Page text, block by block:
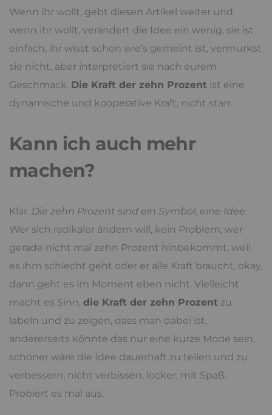
Wenn ihr wollt, gebt diesen Artikel weiter und
wenn ihr wollt, verändert die Idee ein wenig, sie ist
einfach, ihr wisst schon wie’s gemeint ist, vermurkst
sie nicht, aber interpretiert sie nach eurem
Geschmack. Die Kraft der zehn Prozent ist eine
dynamische und kooperative Kraft, nicht starr.
Kann ich auch mehr
machen?
Klar. Die zehn Prozent sind ein Symbol, eine Idee.
Wer sich radikaler ändern will, kein Problem, wer
gerade nicht mal zehn Prozent hinbekommt, weil
es ihm schlecht geht oder er alle Kraft braucht, okay,
dann geht es im Moment eben nicht. Vielleicht
macht es Sinn, die Kraft der zehn Prozent zu
labeln und zu zeigen, dass man dabei ist,
andererseits könnte das nur eine kurze Mode sein,
schöner wäre die Idee dauerhaft zu teilen und zu
verbessern, nicht verbissen, locker, mit Spaß.
Probiert es mal aus.